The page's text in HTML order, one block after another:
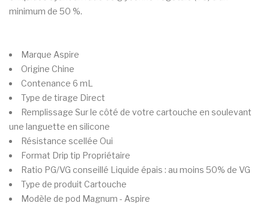
minimum de 50 %.
Marque Aspire
Origine Chine
Contenance 6 mL
Type de tirage Direct
Remplissage Sur le côté de votre cartouche en soulevant
une languette en silicone
Résistance scellée Oui
Format Drip tip Propriétaire
Ratio PG/VG conseillé Liquide épais : au moins 50% de VG
Type de produit Cartouche
Modèle de pod Magnum - Aspire